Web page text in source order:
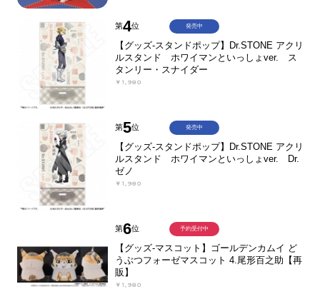
第4位
【グッズ-スタンドポップ】Dr.STONE アクリ
ルスタンド ホワイマンといっしょver. ス
タンリー・スナイダー
￥1,980
発売中
第5位
【グッズ-スタンドポップ】Dr.STONE アクリ
ルスタンド ホワイマンといっしょver. Dr.
ゼノ
￥1,980
発売中
第6位
【グッズ-マスコット】ゴールデンカムイ ど
うぶつフォーゼマスコット 4.尾形百之助【再
販】
￥1,980
予約受付中